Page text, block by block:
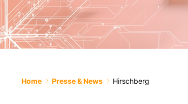
Home Presse & News Hirschberg